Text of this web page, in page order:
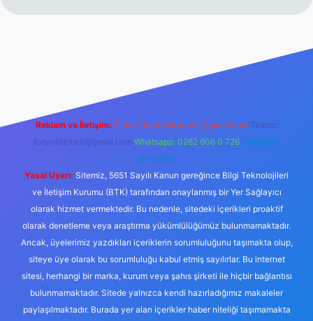
Reklam ve İletişim: E-mail: backlinkpaneli@gmail.com Teams:
forumhizmeti@gmail.com Whatsapp: 0262 606 0 726 Telegram:
@karabul
Yasal Uyarı: Sitemiz, 5651 Sayılı Kanun gereğince Bilgi Teknolojileri
ve İletişim Kurumu (BTK) tarafından onaylanmış bir Yer Sağlayıcı
olarak hizmet vermektedir. Bu nedenle, sitedeki içerikleri proaktif
olarak denetleme veya araştırma yükümlülüğümüz bulunmamaktadır.
Ancak, üyelerimiz yazdıkları içeriklerin sorumluluğunu taşımakta olup,
siteye üye olarak bu sorumluluğu kabul etmiş sayılırlar. Bu internet
sitesi, herhangi bir marka, kurum veya şahıs şirketi ile hiçbir bağlantısı
bulunmamaktadır. Sitede yalnızca kendi hazırladığımız makaleler
paylaşılmaktadır. Burada yer alan içerikler haber niteliği taşımamakta